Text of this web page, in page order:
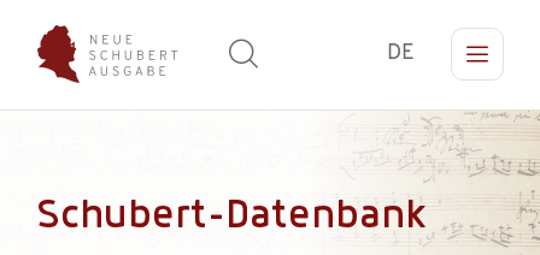
DE
Schubert-Datenbank